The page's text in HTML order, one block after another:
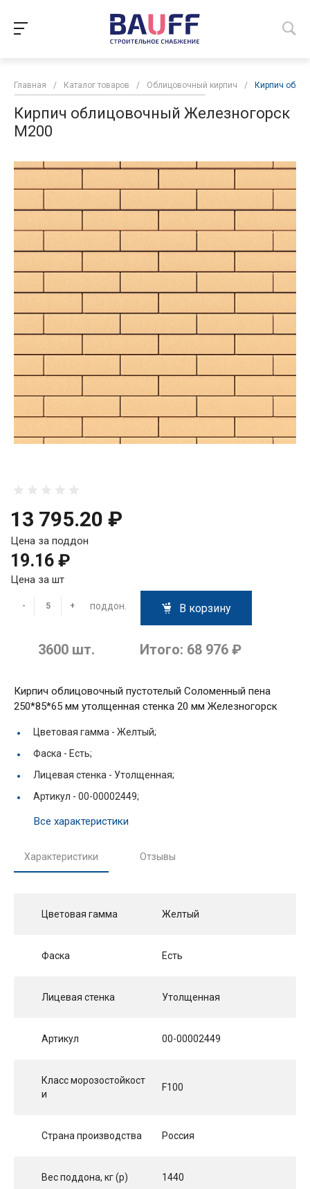
Главная / Каталог товаров / Облицовочный кирпич / Кирпич
Кирпич облицовочный Железногорск
М200
13 795.20 ₽
Цена за поддон
19.16 ₽
Цена за шт
- + поддон. В корзину
3600 шт. Итого: 68 976 ₽
Кирпич облицовочный пустотелый Соломенный пена
250*85*65 мм утолщенная стенка 20 мм Железногорск
Цветовая гамма - Желтый;
Фаска - Есть;
Лицевая стенка - Утолщенная;
Артикул - 00-00002449;
Все характеристики
Характеристики Отзывы
Цветовая гамма Желтый
Фаска Есть
Лицевая стенка Утолщенная
Артикул 00-00002449
Класс морозостойкост
и
F100
Страна производства Россия
Вес поддона, кг (p) 1440